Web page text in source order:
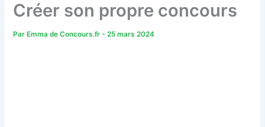
Créer son propre concours
Par Emma de Concours.fr-25 mars 2024